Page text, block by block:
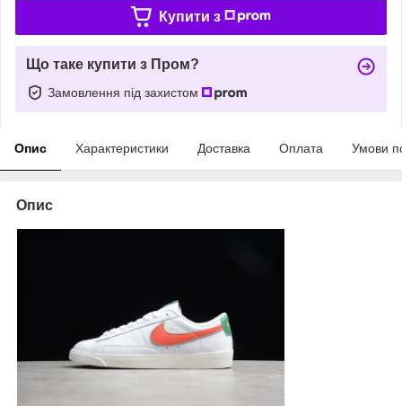
Купити з
Що таке купити з Пром?
Замовлення під захистом
Опис Характеристики Доставка Оплата Умови
Опис